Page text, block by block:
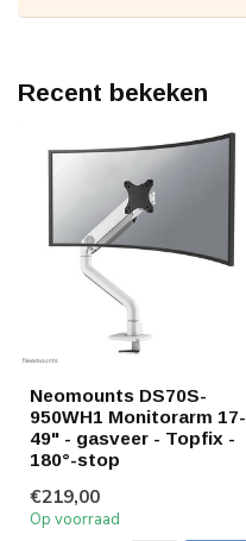
Recent bekeken
Neomounts DS70S-
950WH1 Monitorarm 17-
49" - gasveer - Topfix -
180°-stop
€219,00
Op voorraad